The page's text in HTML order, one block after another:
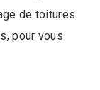
de toitures
pour vous